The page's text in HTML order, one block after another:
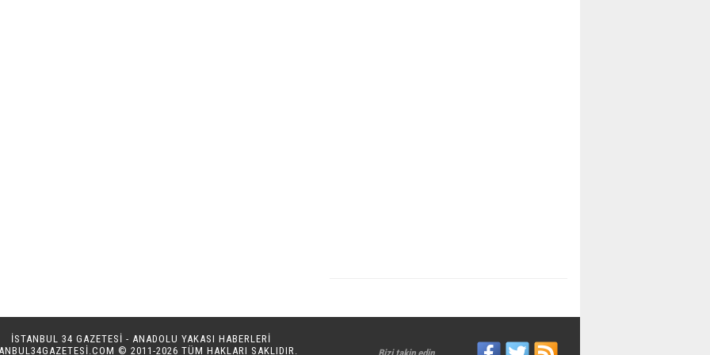
İSTANBUL 34 GAZETESİ - ANADOLU YAKASI HABERLERİ
© 2011-2026 TÜM HAKLARI SAKLIDIR.